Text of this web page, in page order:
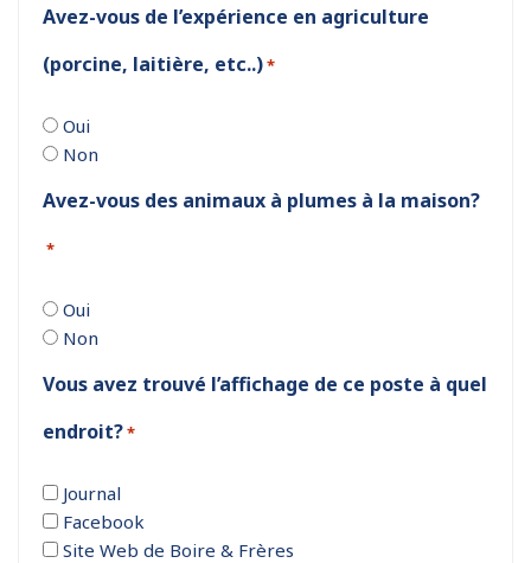
Avez-vous de l’expérience en agriculture
(porcine, laitière, etc..)*
Oui
Non
Avez-vous des animaux à plumes à la maison?
*
Oui
Non
Vous avez trouvé l’affichage de ce poste à quel
endroit?*
Journal
Facebook
Site Web de Boire & Frères